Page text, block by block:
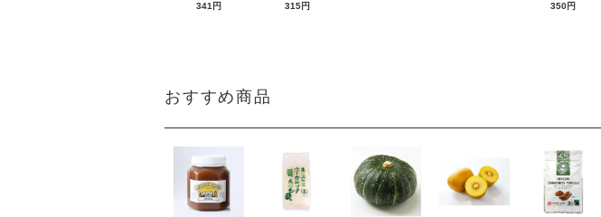
341円
315円
350円
おすすめ商品